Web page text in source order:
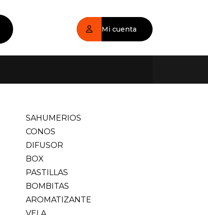
Mi cuenta
SAHUMERIOS
CONOS
DIFUSOR
BOX
PASTILLAS
BOMBITAS
AROMATIZANTE